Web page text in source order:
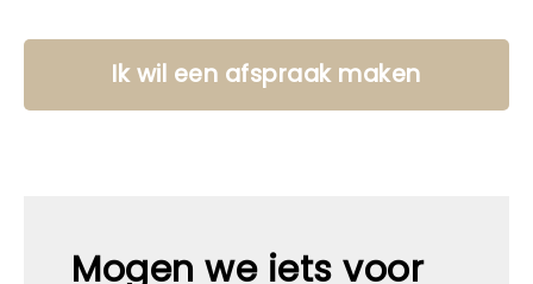
Ik wil een afspraak maken
Mogen we iets voor